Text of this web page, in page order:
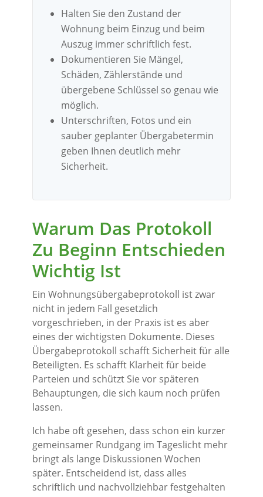
Halten Sie den Zustand der
Wohnung beim Einzug und beim
Auszug immer schriftlich fest.
Dokumentieren Sie Mängel,
Schäden, Zählerstände und
übergebene Schlüssel so genau wie
möglich.
Unterschriften, Fotos und ein
sauber geplanter Übergabetermin
geben Ihnen deutlich mehr
Sicherheit.
Warum Das Protokoll
Zu Beginn Entschieden
Wichtig Ist
Ein Wohnungsübergabeprotokoll ist zwar
nicht in jedem Fall gesetzlich
vorgeschrieben, in der Praxis ist es aber
eines der wichtigsten Dokumente. Dieses
Übergabeprotokoll schafft Sicherheit für alle
Beteiligten. Es schafft Klarheit für beide
Parteien und schützt Sie vor späteren
Behauptungen, die sich kaum noch prüfen
lassen.
Ich habe oft gesehen, dass schon ein kurzer
gemeinsamer Rundgang im Tageslicht mehr
bringt als lange Diskussionen Wochen
später. Entscheidend ist, dass alles
schriftlich und nachvollziehbar festgehalten